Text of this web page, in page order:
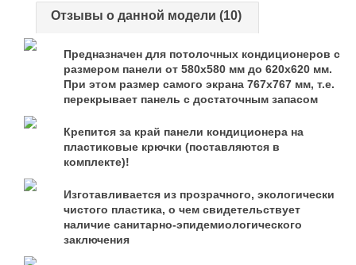
Отзывы о данной модели (10)
Предназначен для потолочных кондиционеров с
размером панели от 580х580 мм до 620х620 мм.
При этом размер самого экрана 767х767 мм, т.е.
перекрывает панель с достаточным запасом
Крепится за край панели кондиционера на
пластиковые крючки (поставляются в
комплекте)!
Изготавливается из прозрачного, экологически
чистого пластика, о чем свидетельствует
наличие санитарно-эпидемиологического
заключения